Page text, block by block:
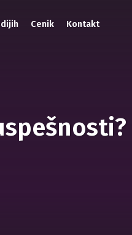
Cenik Kontakt